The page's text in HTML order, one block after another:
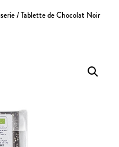
/ Tablette de Chocolat Noir